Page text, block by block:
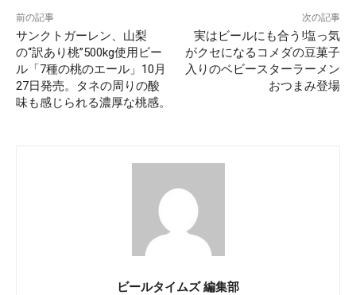
前の記事
サンクトガーレン、山梨
の“訳あり桃”500kg使用ビー
ル「7種の桃のエール」10月
27日発売。タネの周りの酸
味も感じられる濃厚な桃感。
次の記事
実はビールにも合う!塩っ気
がクセになるコメダの豆菓子
入りのベビースターラーメン
おつまみ登場
ビールタイムズ 編集部